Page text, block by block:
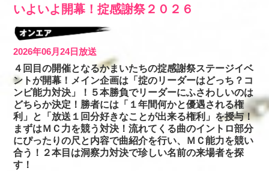
いよいよ開幕！掟感謝祭２０２６
2026年06月24日放送
４回目の開催となるかまいたちの掟感謝祭ステージイベ
ントが開幕！メイン企画は「掟のリーダーはどっち？コ
ンビ能力対決」！５本勝負でリーダーにふさわしいのは
どちらか決定！勝者には「１年間何かと優遇される権
利」と「放送１回分好きなことが出来る権利」を授与！
まずはＭＣ力を競う対決！流れてくる曲のイントロ部分
にぴったりの尺と内容で曲紹介を行い、ＭＣ能力を競い
合う！２本目は洞察力対決で珍しい名前の来場者を探
す！